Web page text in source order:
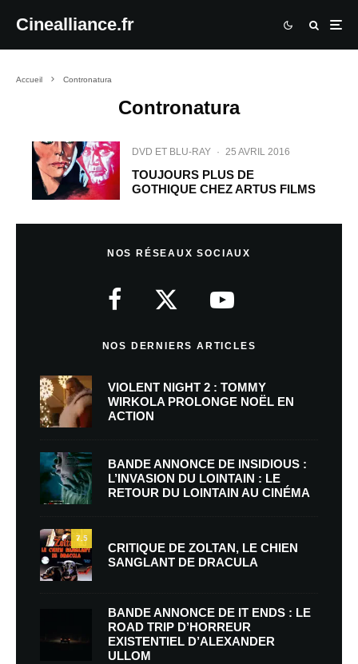
Cinealliance.fr
Accueil Contronatura
Contronatura
DVD ET BLU-RAY · 25 AVRIL 2016
TOUJOURS PLUS DE
GOTHIQUE CHEZ ARTUS FILMS
NOS RÉSEAUX SOCIAUX
NOS DERNIERS ARTICLES
VIOLENT NIGHT 2 : TOMMY
WIRKOLA PROLONGE NOËL EN
ACTION
BANDE ANNONCE DE INSIDIOUS :
L’INVASION DU LOINTAIN : LE
RETOUR DU LOINTAIN AU CINÉMA
7.5
CRITIQUE DE ZOLTAN, LE CHIEN
SANGLANT DE DRACULA
BANDE ANNONCE DE IT ENDS : LE
ROAD TRIP D’HORREUR
EXISTENTIEL D’ALEXANDER
ULLOM